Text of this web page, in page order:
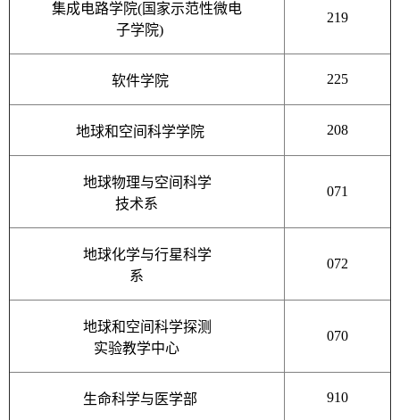
集成电路学院(国家示范性微电
子学院)
219
软件学院 225
地球和空间科学学院 208
地球物理与空间科学
技术系
071
地球化学与行星科学
系
072
地球和空间科学探测
实验教学中心
070
生命科学与医学部 910